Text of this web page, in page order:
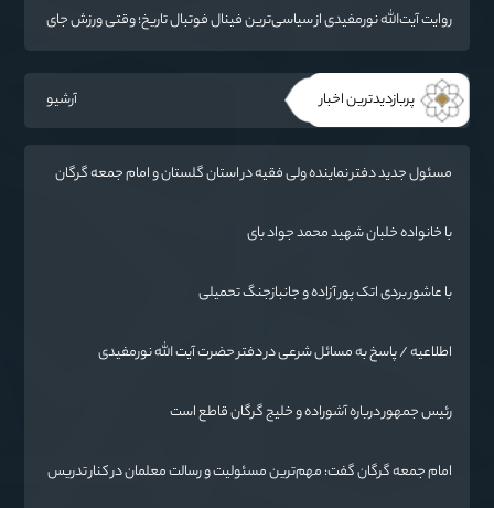
روایت آیت‌الله نورمفیدی از سیاسی‌ترین فینال فوتبال تاریخ؛ وقتی ورزش جای
پربازدیدترین اخبار آرشیو
مسئول جدید دفتر نماینده ولی فقیه در استان گلستان و امام جمعه گرگان
با خانواده خلبان شهید محمد جواد بای
با عاشور بردی اتک پور آزاده و جانبازجنگ تحمیلی
اطلاعیه / پاسخ به مسائل شرعی در دفتر حضرت آیت الله نورمفیدی
رئیس جمهور درباره آشوراده و خلیج گرگان قاطع است
امام جمعه گرگان گفت: مهم‌ترین مسئولیت و رسالت معلمان در کنار تدریس